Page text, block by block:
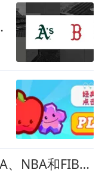
历史仅此一人！包揽NCAA、NBA和FIBA冠军大满贯，他是真正的赢家